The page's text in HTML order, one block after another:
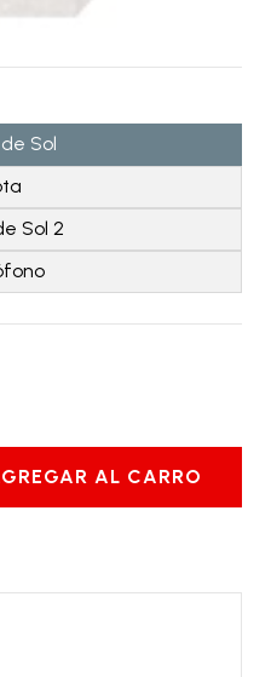
Sol
Sol 2
AL CARRO